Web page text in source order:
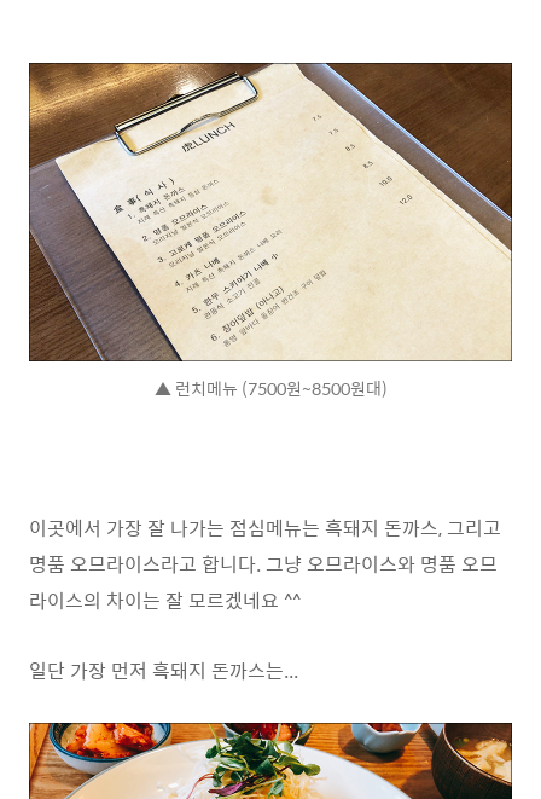
▲ 런치메뉴 (7500원~8500원대)
이곳에서 가장 잘 나가는 점심메뉴는 흑돼지 돈까스, 그리고
명품 오므라이스라고 합니다. 그냥 오므라이스와 명품 오므
라이스의 차이는 잘 모르겠네요 ^^
일단 가장 먼저 흑돼지 돈까스는...